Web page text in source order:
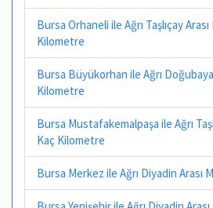
Bursa Orhaneli ile Ağrı Taşlıçay
Kilometre
Bursa Büyükorhan ile Ağrı
Kilometre
Bursa Mustafakemalpaşa ile Ağrı
Kaç Kilometre
Bursa Merkez ile Ağrı Diyadin Arası